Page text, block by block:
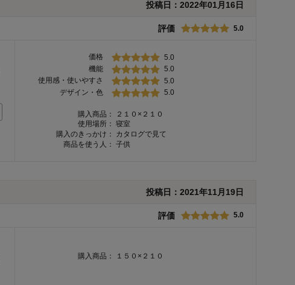
投稿日： 2022年01月16日
評価 5.0
価格
5.0
機能
5.0
使用感・使いやすさ
5.0
デザイン・色
5.0
購入商品：
２１０×２１０
使用場所： 寝室
購入のきっかけ：
カタログで見て
商品を使う人： 子供
投稿日： 2021年11月19日
評価 5.0
購入商品： １５０×２１０